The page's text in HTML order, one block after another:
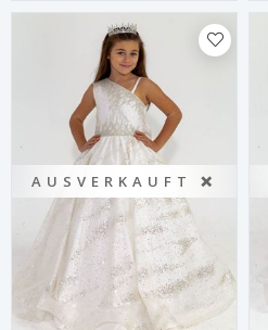
AUSVERKAUFT ❌